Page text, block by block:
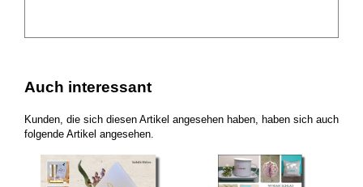
Auch interessant
Kunden, die sich diesen Artikel angesehen haben, haben sich auch
folgende Artikel angesehen.